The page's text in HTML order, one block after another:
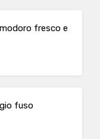
fresco e
fuso